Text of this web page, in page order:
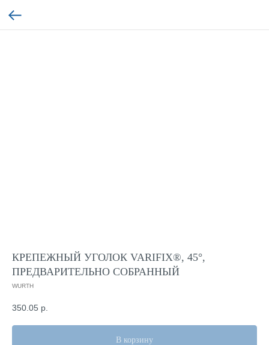
КРЕПЕЖНЫЙ УГОЛОК VARIFIX®, 45°,
ПРЕДВАРИТЕЛЬНО СОБРАННЫЙ
WURTH
350.05 р.
В корзину